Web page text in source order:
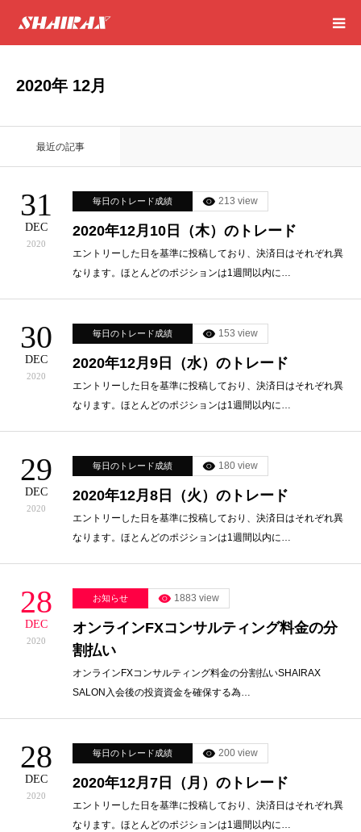
2020年 12月
最近の記事
31
DEC
2020
毎日のトレード成績 213 view
2020年12月10日（木）のトレード
エントリーした日を基準に投稿しており、決済日はそれぞれ異
なります。ほとんどのポジションは1週間以内に…
30
DEC
2020
毎日のトレード成績 153 view
2020年12月9日（水）のトレード
エントリーした日を基準に投稿しており、決済日はそれぞれ異
なります。ほとんどのポジションは1週間以内に…
29
DEC
2020
毎日のトレード成績 180 view
2020年12月8日（火）のトレード
エントリーした日を基準に投稿しており、決済日はそれぞれ異
なります。ほとんどのポジションは1週間以内に…
28
DEC
2020
お知らせ 1883 view
オンラインFXコンサルティング料金の分
割払い
オンラインFXコンサルティング料金の分割払いSHAIRAX
SALON入会後の投資資金を確保する為…
28
DEC
2020
毎日のトレード成績 200 view
2020年12月7日（月）のトレード
エントリーした日を基準に投稿しており、決済日はそれぞれ異
なります。ほとんどのポジションは1週間以内に…
CONSULTING
EXCEL SHEET
NEWS
CONTACT